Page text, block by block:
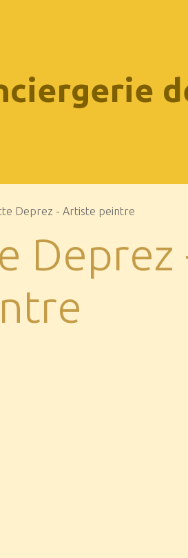
Deprez - Artiste peintre
Deprez